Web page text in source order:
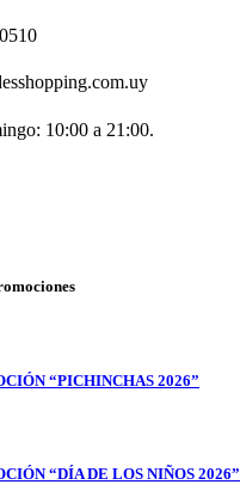
10:00 a 21:00.
“PICHINCHAS 2026”
“DÍA DE LOS NIÑOS 2026”